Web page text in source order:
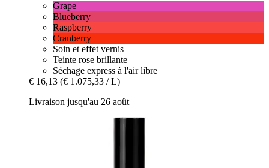
Grape
Blueberry
Raspberry
Cranberry
Soin et effet vernis
Teinte rose brillante
Séchage express à l'air libre
€ 16,13 (€ 1.075,33 / L)
Livraison jusqu'au 26 août